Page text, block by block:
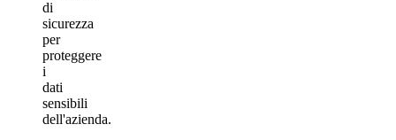
di
sicurezza
per
proteggere
i
dati
sensibili
dell'azienda.